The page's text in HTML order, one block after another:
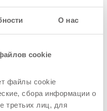
О нас
cookie
файлы cookie
сбора информации о
третьих лиц, для
POLLY Progres5